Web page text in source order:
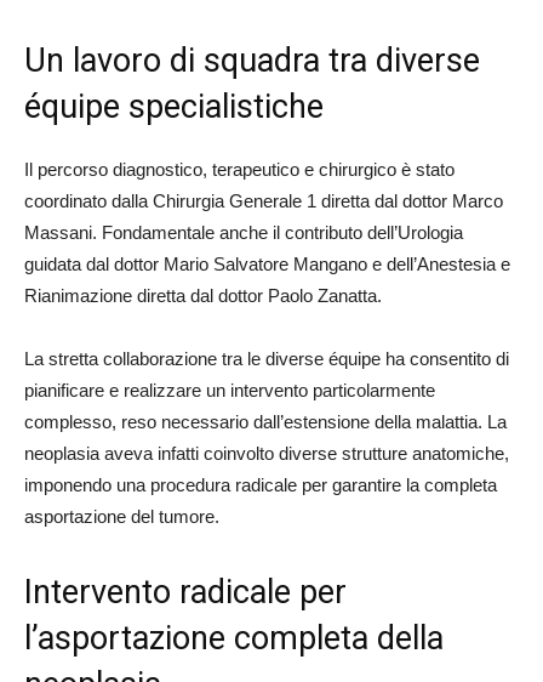
Un lavoro di squadra tra diverse
équipe specialistiche
Il percorso diagnostico, terapeutico e chirurgico è stato
coordinato dalla Chirurgia Generale 1 diretta dal dottor Marco
Massani. Fondamentale anche il contributo dell’Urologia
guidata dal dottor Mario Salvatore Mangano e dell’Anestesia e
Rianimazione diretta dal dottor Paolo Zanatta.
La stretta collaborazione tra le diverse équipe ha consentito di
pianificare e realizzare un intervento particolarmente
complesso, reso necessario dall’estensione della malattia. La
neoplasia aveva infatti coinvolto diverse strutture anatomiche,
imponendo una procedura radicale per garantire la completa
asportazione del tumore.
Intervento radicale per
l’asportazione completa della